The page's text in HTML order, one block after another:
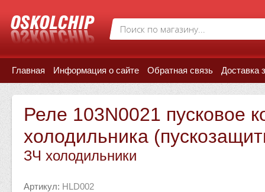
Главная Информация о сайте Обратная связь Доставка
Реле 103N0021 пусковое
холодильника
ЗЧ холодильники
Артикул: HLD002